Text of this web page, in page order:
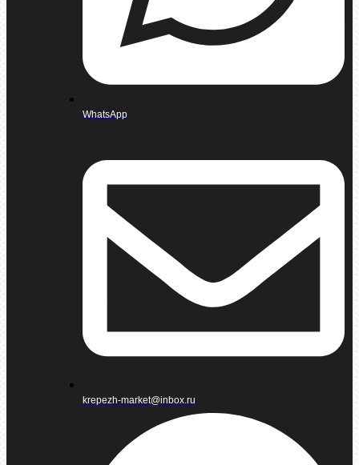
WhatsApp
krepezh-market@inbox.ru